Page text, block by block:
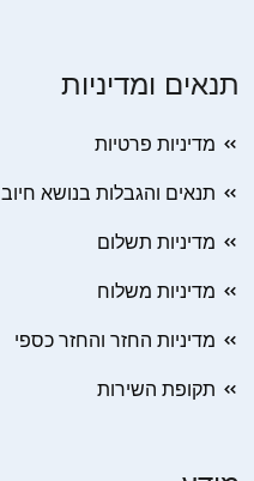
תנאים ומדיניות
מדיניות פרטיות
תנאים והגבלות בנושא חיוב
מדיניות תשלום
מדיניות משלוח
מדיניות החזר והחזר כספי
תקופת השירות